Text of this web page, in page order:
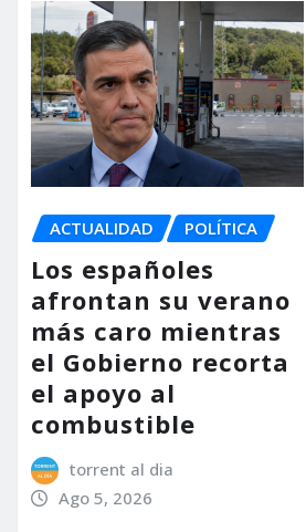
ACTUALIDAD POLÍTICA
Los españoles
afrontan su verano
más caro mientras
el Gobierno recorta
el apoyo al
combustible
torrent al dia
Ago 5, 2026